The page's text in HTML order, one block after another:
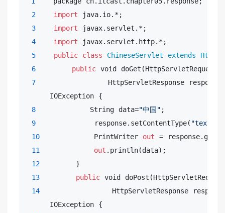
2
import java.io.*;
3
import javax.servlet.*;
4
import javax.servlet.http.*;
5
public class ChineseServlet extends
6
public void
doGet(HttpServletRequest
7
HttpServletResponse
     IOException {
8
            String data=
"中国" ;
9
             response.setContentType(
"text/
10
            PrintWriter
out =
11
out .println(data);
12
        }
13
public void
14
HttpServletResponse
     IOException {